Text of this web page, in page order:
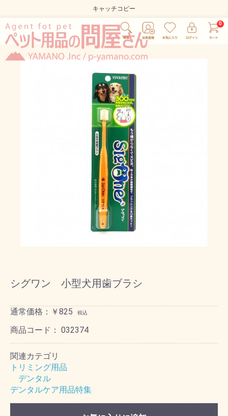
キャッチコピー
シグワン 小型犬用歯ブラシ
通常価格：￥825 税込
商品コード： 032374
関連カテゴリ
トリミング用品
デンタル
デンタルケア用品特集